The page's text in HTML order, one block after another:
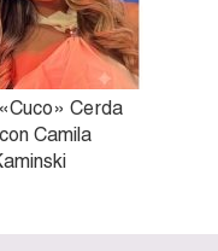
Cerda
Camila